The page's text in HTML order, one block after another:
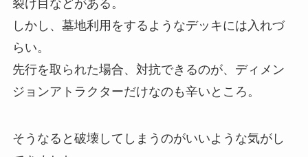
裂け目などがある。
しかし、墓地利用をするようなデッキには入れづ
らい。
先行を取られた場合、対抗できるのが、ディメン
ジョンアトラクターだけなのも辛いところ。
そうなると破壊してしまうのがいいような気がし